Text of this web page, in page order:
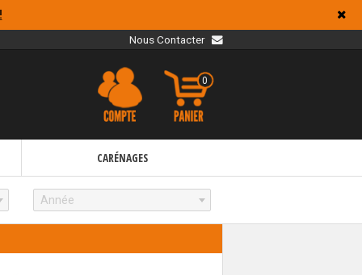
Nous Contacter
0
CARÉNAGES
Année